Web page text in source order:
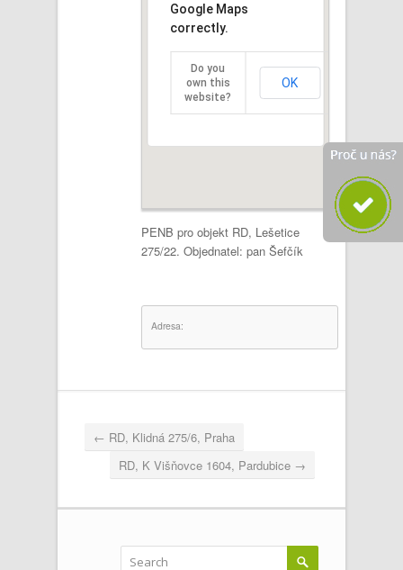
Google Maps
correctly.
Do you
own this
website?
OK
PENB pro objekt RD, Lešetice
275/22. Objednatel: pan Šefčík
Adresa:
← RD, Klidná 275/6, Praha
RD, K Višňovce 1604, Pardubice →